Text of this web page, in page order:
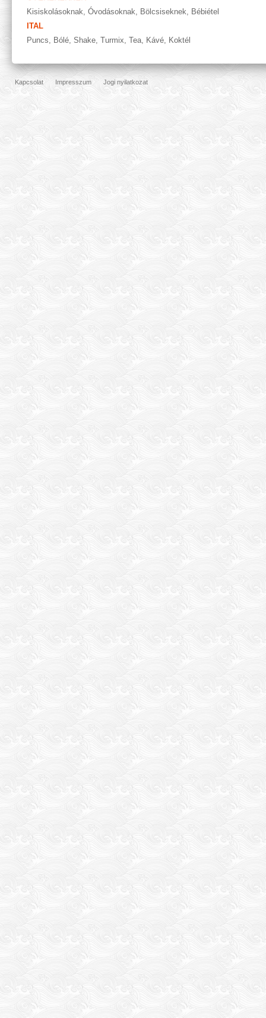
Kisiskolásoknak, Óvodásoknak, Bölcsiseknek, Bébiétel
ITAL
Puncs, Bólé, Shake, Turmix, Tea, Kávé, Koktél
Kapcsolat Impresszum Jogi nyilatkozat